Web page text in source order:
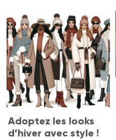
Adoptez les looks
d’hiver avec style !